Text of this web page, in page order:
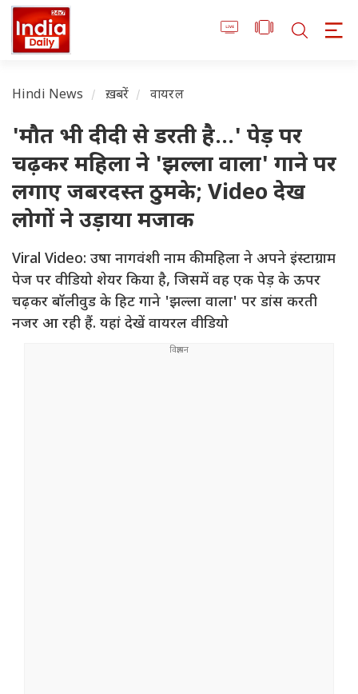
Hindi News ख़बरें वायरल
'मौत भी दीदी से डरती है...' पेड़ पर
चढ़कर महिला ने 'झल्ला वाला' गाने पर
लगाए जबरदस्त ठुमके; Video देख
लोगों ने उड़ाया मजाक
Viral Video: उषा नागवंशी नाम की महिला ने अपने इंस्टाग्राम
पेज पर वीडियो शेयर किया है, जिसमें वह एक पेड़ के ऊपर
चढ़कर बॉलीवुड के हिट गाने 'झल्ला वाला' पर डांस करती
नजर आ रही हैं. यहां देखें वायरल वीडियो